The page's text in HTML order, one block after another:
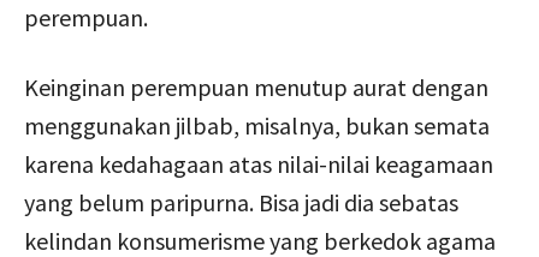
perempuan.
Keinginan perempuan menutup aurat dengan
menggunakan jilbab, misalnya, bukan semata
karena kedahagaan atas nilai-nilai keagamaan
yang belum paripurna. Bisa jadi dia sebatas
kelindan konsumerisme yang berkedok agama